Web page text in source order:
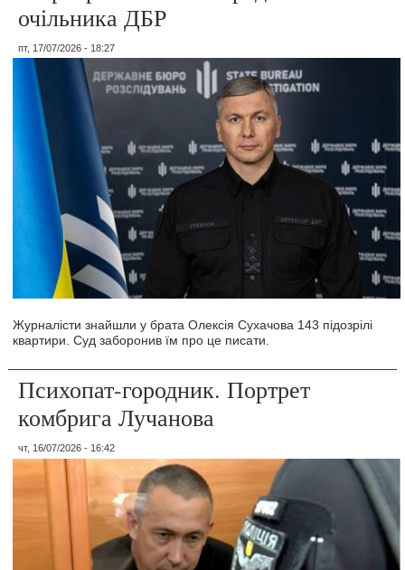
очільника ДБР
пт, 17/07/2026 - 18:27
Журналісти знайшли у брата Олексія Сухачова 143 підозрілі
квартири. Суд заборонив їм про це писати.
Психопат-городник. Портрет
комбрига Лучанова
чт, 16/07/2026 - 16:42